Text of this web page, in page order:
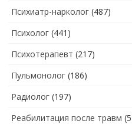
Психиатр-нарколог (487)
Психолог (441)
Психотерапевт (217)
Пульмонолог (186)
Радиолог (197)
Реабилитация после травм